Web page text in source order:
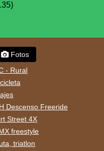
Fotos
- Rural
Descenso Freeride
Street 4X
freestyle
triatlon